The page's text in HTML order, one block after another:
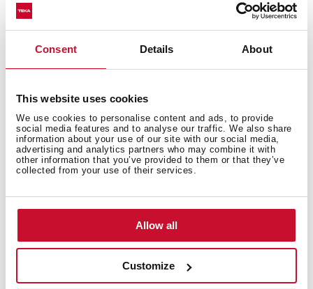
Consent Details About
This website uses cookies
We use cookies to personalise content and ads, to provide
social media features and to analyse our traffic. We also share
information about your use of our site with our social media,
advertising and analytics partners who may combine it with
other information that you’ve provided to them or that they’ve
collected from your use of their services.
Allow all
Customize
Αλλα χαρακτηριστικά
Οι υπολοιποι
Δευτερεύον μπολ